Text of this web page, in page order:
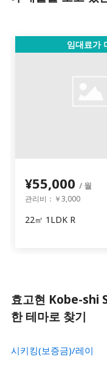
임대료가
¥55,000 / 월
관리비：￥3,000
22㎡ 1LDK R
효고현 Kobe-shi
한 테마로 찾기
시키킹(보증금)/레이